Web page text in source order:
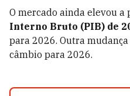
O mercado ainda elevou a
Interno Bruto (PIB) de
para 2026. Outra
câmbio para 2026.